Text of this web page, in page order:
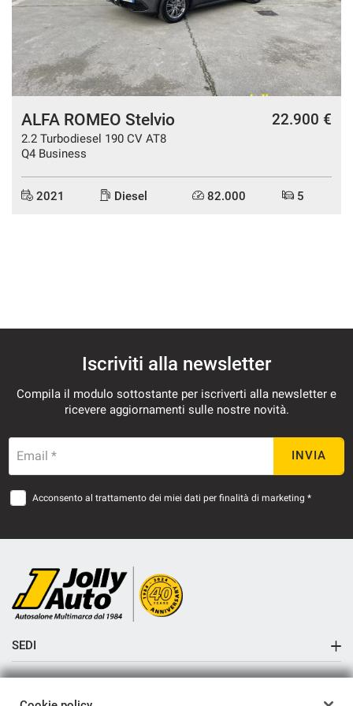
ALFA ROMEO Stelvio
2.2 Turbodiesel 190 CV AT8
Q4 Business
22.900 €
2021 Diesel 82.000 5
Iscriviti alla newsletter
Compila il modulo sottostante per iscriverti alla newsletter e
ricevere aggiornamenti sulle nostre novità.
Email * INVIA
Acconsento al trattamento dei miei dati per finalità di marketing *
SEDI
Sede di Cremosano
Sede di Crema
questi
strumenti
di
tracciamento
si
rimanda
cookie
policy.
Puoi
e
modificare
Cookie necessari
Cookie delle preferenze
Cookie analitici
Cookie di marketing
Leggi
la
policy